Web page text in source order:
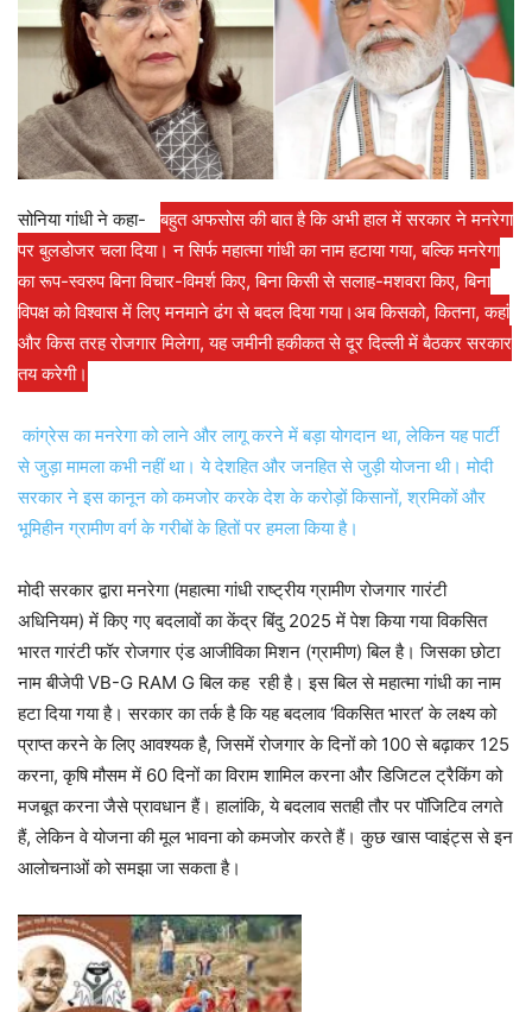
सोनिया गांधी ने कहा-
बहुत अफसोस की बात है कि अभी हाल में सरकार ने मनरेगा
पर बुलडोजर चला दिया। न सिर्फ महात्मा गांधी का नाम हटाया गया, बल्कि मनरेगा
का रूप-स्वरुप बिना विचार-विमर्श किए, बिना किसी से सलाह-मशवरा किए, बिना
विपक्ष को विश्वास में लिए मनमाने ढंग से बदल दिया गया।अब किसको, कितना, कहां
और किस तरह रोजगार मिलेगा, यह जमीनी हकीकत से दूर दिल्ली में बैठकर सरकार
तय करेगी।
कांग्रेस का मनरेगा को लाने और लागू करने में बड़ा योगदान था, लेकिन यह पार्टी
से जुड़ा मामला कभी नहीं था। ये देशहित और जनहित से जुड़ी योजना थी। मोदी
सरकार ने इस कानून को कमजोर करके देश के करोड़ों किसानों, श्रमिकों और
भूमिहीन ग्रामीण वर्ग के गरीबों के हितों पर हमला किया है।
मोदी सरकार द्वारा मनरेगा (महात्मा गांधी राष्ट्रीय ग्रामीण रोजगार गारंटी
अधिनियम) में किए गए बदलावों का केंद्र बिंदु 2025 में पेश किया गया विकसित
भारत गारंटी फॉर रोजगार एंड आजीविका मिशन (ग्रामीण) बिल है। जिसका छोटा
नाम बीजेपी VB-G RAM G बिल कह रही है। इस बिल से महात्मा गांधी का नाम
हटा दिया गया है। सरकार का तर्क है कि यह बदलाव ‘विकसित भारत’ के लक्ष्य को
प्राप्त करने के लिए आवश्यक है, जिसमें रोजगार के दिनों को 100 से बढ़ाकर 125
करना, कृषि मौसम में 60 दिनों का विराम शामिल करना और डिजिटल ट्रैकिंग को
मजबूत करना जैसे प्रावधान हैं। हालांकि, ये बदलाव सतही तौर पर पॉजिटिव लगते
हैं, लेकिन वे योजना की मूल भावना को कमजोर करते हैं। कुछ खास प्वाइंट्स से इन
आलोचनाओं को समझा जा सकता है।